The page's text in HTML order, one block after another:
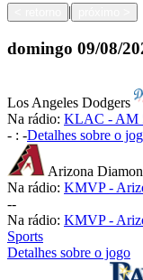
|
domingo 09/08/
Los Angeles Dodgers
Na rádio: KLAC - AM
- : -Detalhes sobre o
Arizona
Na rádio: KMVP -
--
Na rádio: KMVP -
Sports
Detalhes sobre o jogo